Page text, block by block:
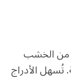
الخشب
الأدراج